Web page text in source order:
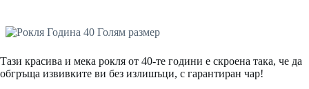
Тази красива и мека рокля от 40-те години е скроена така, че да
обгръща извивките ви без излишъци, с гарантиран чар!